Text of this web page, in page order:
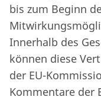
bis zum Beginn
Innerhalb des
können diese
der EU-
Kommentare der